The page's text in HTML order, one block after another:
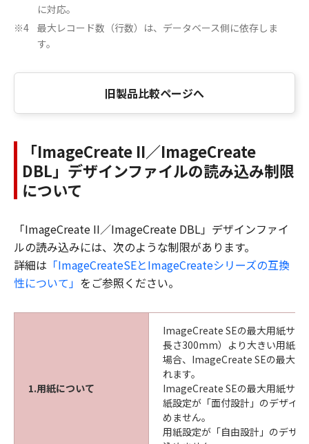
に対応。
※4
最大レコード数（行数）は、データベース側に依存しま
す。
旧製品比較ページへ
「ImageCreate II／ImageCreate
DBL」デザインファイルの読み込み制限
について
「ImageCreate II／ImageCreate DBL」デザインファイ
ルの読み込みには、次のような制限があります。
詳細は 「ImageCreateSEとImageCreateシリーズの互換
性について」 をご参照ください。
1.用紙について
ImageCreate SEの最大用紙サ
長さ300mm）より大きい用紙サ
場合、ImageCreate SEの最大用
れます。
ImageCreate SEの最大用紙サイ
紙設定が「面付設計」のデザイ
めません。
用紙設定が「自由設計」のデザ